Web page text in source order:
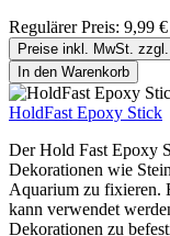
Regulärer Preis: 9,99 €
Preise inkl. MwSt.
In den Warenkorb
HoldFast Epoxy Stick
Der Hold Fast Epoxy
Dekorationen wie
Aquarium zu fixieren.
kann verwendet
Dekorationen zu